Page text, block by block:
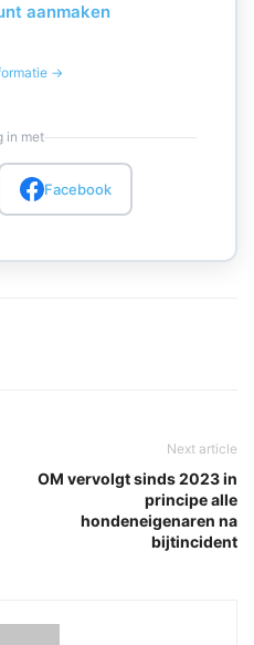
aanmaken
→
in met
Facebook
Next article
OM vervolgt sinds 2023 in
principe alle
hondeneigenaren na
bijtincident